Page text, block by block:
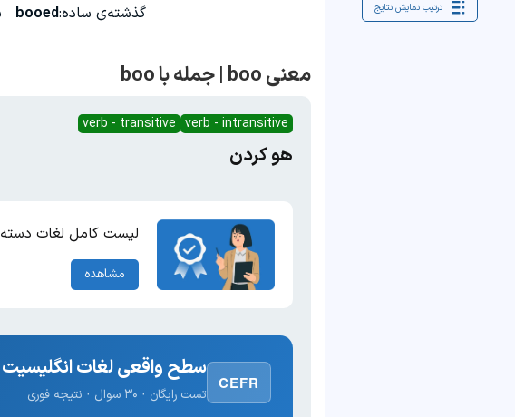
ترتیب نمایش نتایج گذشته‌ی ساده:booed
معنی boo | جمله با boo
verb - intransitive
verb - transitive
هو کردن
لیست کامل لغات
مشاهده
CEFR
سطح واقعی لغات
تست رایگان · ۳۰ سوال · نتیجه فوری